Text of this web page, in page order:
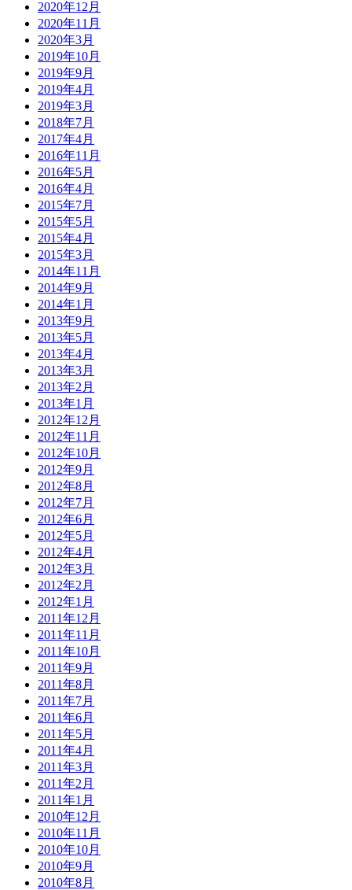
2020年12月
2020年11月
2020年3月
2019年10月
2019年9月
2019年4月
2019年3月
2018年7月
2017年4月
2016年11月
2016年5月
2016年4月
2015年7月
2015年5月
2015年4月
2015年3月
2014年11月
2014年9月
2014年1月
2013年9月
2013年5月
2013年4月
2013年3月
2013年2月
2013年1月
2012年12月
2012年11月
2012年10月
2012年9月
2012年8月
2012年7月
2012年6月
2012年5月
2012年4月
2012年3月
2012年2月
2012年1月
2011年12月
2011年11月
2011年10月
2011年9月
2011年8月
2011年7月
2011年6月
2011年5月
2011年4月
2011年3月
2011年2月
2011年1月
2010年12月
2010年11月
2010年10月
2010年9月
2010年8月